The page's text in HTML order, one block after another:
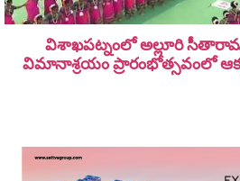
విశాఖపట్నంలో అల్లూరి
విమానాశ్ర‌యం ప్రారంభోత్సవంలో